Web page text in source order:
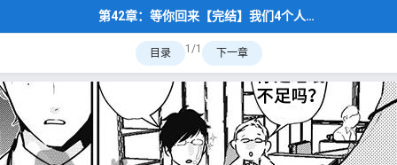
第42章：等你回来【完结】我们4个人旅游交换着一个人
目录 1/1 下一章